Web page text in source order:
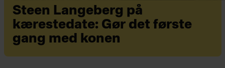
Steen Langeberg på
kærestedate: Gør det første
gang med konen